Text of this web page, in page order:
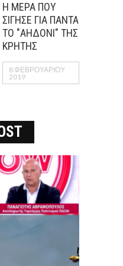
H MEΡΑ ΠΟΥ
ΣΙΓΗΣΕ ΓΙΑ ΠΑΝΤΑ
ΤΟ "ΑΗΔΟΝΙ" ΤΗΣ
ΚΡΗΤΗΣ
8 ΦΕΒΡΟΥΑΡΊΟΥ
2019